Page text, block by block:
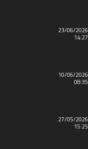
23/06/2026
14:27
10/06/2026
08:35
27/05/2026
15:25